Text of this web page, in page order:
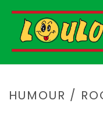
HUMOUR /